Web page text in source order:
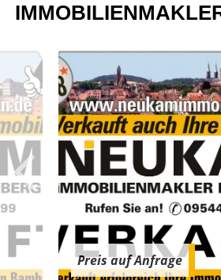
Preis auf Anfrage